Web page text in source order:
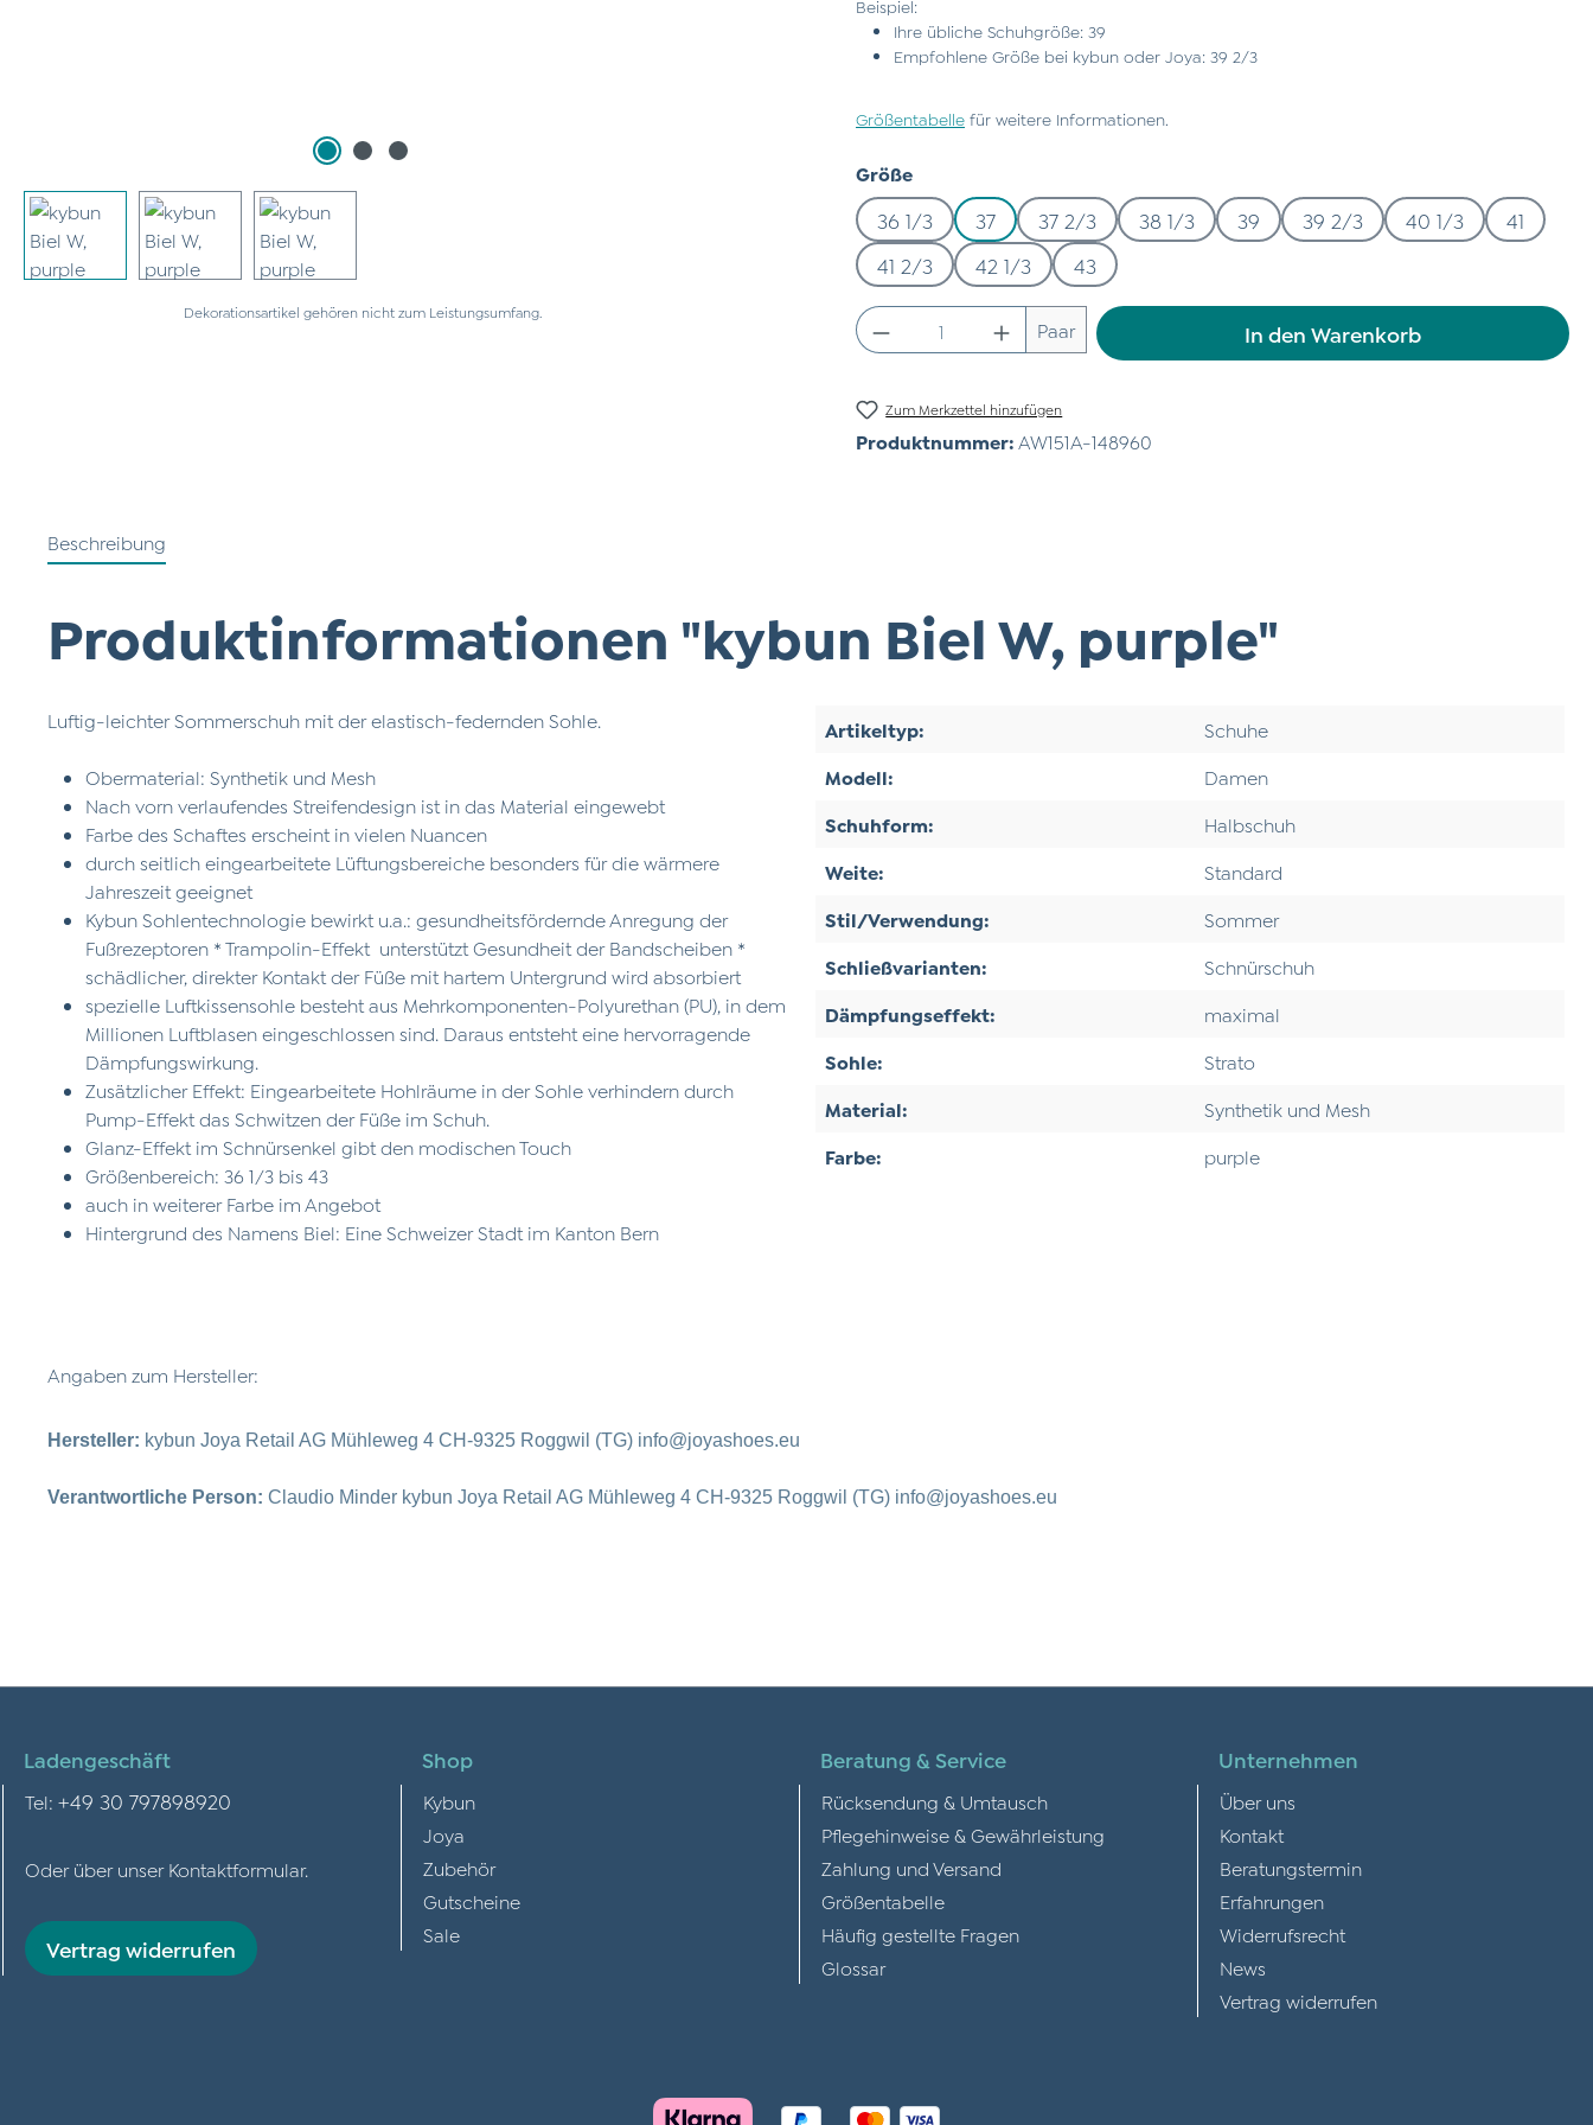
Dekorationsartikel gehören nicht zum Leistungsumfang.
Beispiel:
Ihre übliche Schuhgröße: 39
Empfohlene Größe bei kybun oder Joya: 39 2/3
Größentabelle für weitere Informationen.
Größeauswählen
36 1/3 37 37 2/3 38 1/3 39 39 2/3 40 1/3
41
41 2/3
42 1/3 43
Produkt Anzahl: Gib den gewünschten Wert ein oder
Paar In den Warenkorb
Zum Merkzettel hinzufügen
Produktnummer: AW151A-148960
Beschreibung
Produktinformationen "kybun Biel W, purple"
Luftig-leichter Sommerschuh mit der elastisch-federnden Sohle.
Obermaterial: Synthetik und Mesh
Nach vorn verlaufendes Streifendesign ist in das Material eingewebt
Farbe des Schaftes erscheint in vielen Nuancen
durch seitlich eingearbeitete Lüftungsbereiche besonders für die wärmere
Jahreszeit geeignet
Kybun Sohlentechnologie bewirkt u.a.: gesundheitsfördernde Anregung der
Fußrezeptoren * Trampolin-Effekt unterstützt Gesundheit der Bandscheiben *
schädlicher, direkter Kontakt der Füße mit hartem Untergrund wird absorbiert
spezielle Luftkissensohle besteht aus Mehrkomponenten-Polyurethan (PU), in dem
Millionen Luftblasen eingeschlossen sind. Daraus entsteht eine hervorragende
Dämpfungswirkung.
Zusätzlicher Effekt: Eingearbeitete Hohlräume in der Sohle verhindern durch
Pump-Effekt das Schwitzen der Füße im Schuh.
Glanz-Effekt im Schnürsenkel gibt den modischen Touch
Größenbereich: 36 1/3 bis 43
auch in weiterer Farbe im Angebot
Hintergrund des Namens Biel: Eine Schweizer Stadt im Kanton Bern
Artikeltyp: Schuhe
Modell: Damen
Schuhform: Halbschuh
Weite: Standard
Stil/Verwendung: Sommer
Schließvarianten: Schnürschuh
Dämpfungseffekt: maximal
Sohle: Strato
Material: Synthetik und Mesh
Farbe: purple
Angaben zum Hersteller:
Hersteller: kybun Joya Retail AG Mühleweg 4 CH-9325 Roggwil (TG) info@joyashoes.eu
Verantwortliche Person: Claudio Minder kybun Joya Retail AG Mühleweg 4 CH-9325 Roggwil (TG) info@joyashoes.eu
Ladengeschäft
Tel: +49 30 797898920
Oder über unser Kontaktformular.
Vertrag widerrufen
Shop
Kybun
Joya
Zubehör
Gutscheine
Sale
Beratung & Service
Rücksendung & Umtausch
Pflegehinweise & Gewährleistung
Zahlung und Versand
Größentabelle
Häufig gestellte Fragen
Glossar
Unternehmen
Über uns
Kontakt
Beratungstermin
Erfahrungen
Widerrufsrecht
News
Vertrag widerrufen